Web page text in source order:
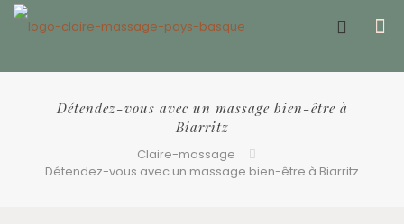
Détendez-vous avec un massage bien-être à
Biarritz
Claire-massage
Détendez-vous avec un massage bien-être à Biarritz
Offrir un bon cadeau ❤️